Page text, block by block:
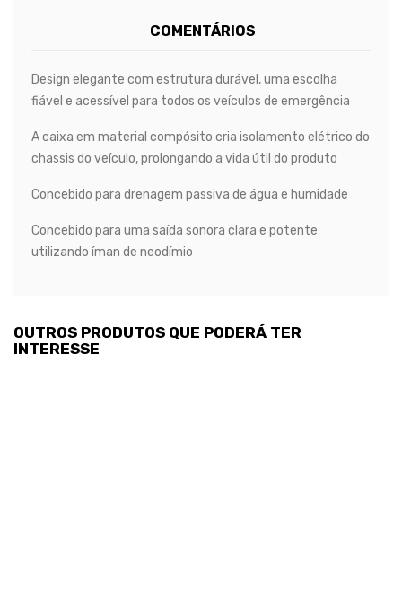
COMENTÁRIOS
Design elegante com estrutura durável, uma escolha
fiável e acessível para todos os veículos de emergência
A caixa em material compósito cria isolamento elétrico do
chassis do veículo, prolongando a vida útil do produto
Concebido para drenagem passiva de água e humidade
Concebido para uma saída sonora clara e potente
utilizando íman de neodímio
OUTROS PRODUTOS QUE PODERÁ TER
INTERESSE